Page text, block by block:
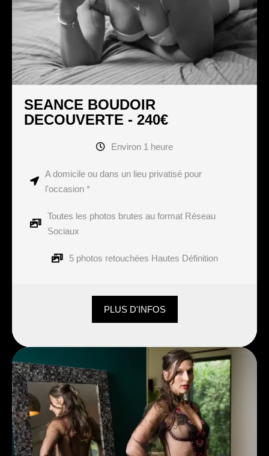
SEANCE BOUDOIR
DECOUVERTE - 240€
Environ 1 heure
A domicile ou dans un lieu privatisé pour
l'occasion *
Toutes les photos brutes au format Réseau
Sociaux
5 photos retouchées Hautes Définition
PLUS D'INFOS